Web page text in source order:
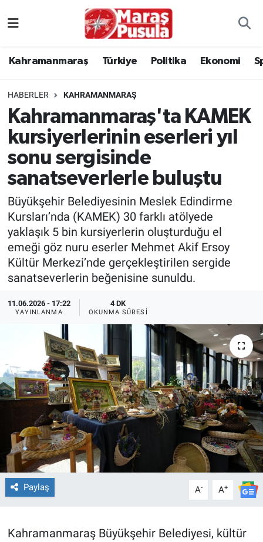
Kahramanmaraş Türkiye Politika Ekonomi
HABERLER KAHRAMANMARAŞ
Kahramanmaraş'ta KAMEK
kursiyerlerinin eserleri yıl
sonu sergisinde
sanatseverlerle buluştu
Büyükşehir Belediyesinin Meslek Edindirme
Kursları’nda (KAMEK) 30 farklı atölyede
yaklaşık 5 bin kursiyerlerin oluşturduğu el
emeği göz nuru eserler Mehmet Akif Ersoy
Kültür Merkezi’nde gerçekleştirilen sergide
sanatseverlerin beğenisine sunuldu.
11.06.2026 - 17:22
YAYINLANMA
4 DK
OKUNMA SÜRESI
Paylaş A- A+
Kahramanmaraş Büyükşehir Belediyesi, kültür
Politika
Ekonomi
Spor
Kültür Sanat
Sağlık
TEKNOLOJİ
Dünya
İlçeler
MAGAZİN
Bilim, Teknoloji
ASAYİŞ
ÇEVRE
HABERDE İNSAN
İstanbul Trafik Yoğunluk Haritası
Süper Lig Puan Durumu ve Fikstür
Tüm Manşetler
Son Dakika Haberleri
Haber Arşivi